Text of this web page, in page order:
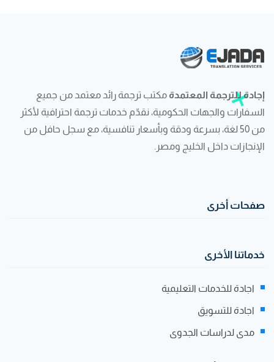
إجادة للترجمة المعتمدة مكتب ترجمة رائد معتمد من جميع
السفارات والجهات الحكومية، نقدّم خدمات ترجمة احترافية لأكثر
من 50 لغة، بسرعة ودقة وبأسعار تنافسية، مع سجل حافل من
الإنجازات داخل الخليج ومصر.
صفحات أخرى
خدماتنا الأخرى
اجادة للخدمات التعليمية
اجادة للتسويق
مدى لدراسات الجدوى